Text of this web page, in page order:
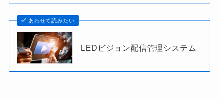
あわせて読みたい
LEDビジョン配信管理システム